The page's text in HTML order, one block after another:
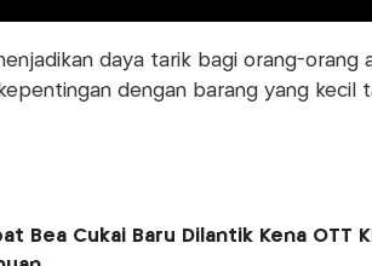
daya tarik bagi orang-orang
dengan barang yang kecil
Bea Cukai Baru Dilantik Kena OTT